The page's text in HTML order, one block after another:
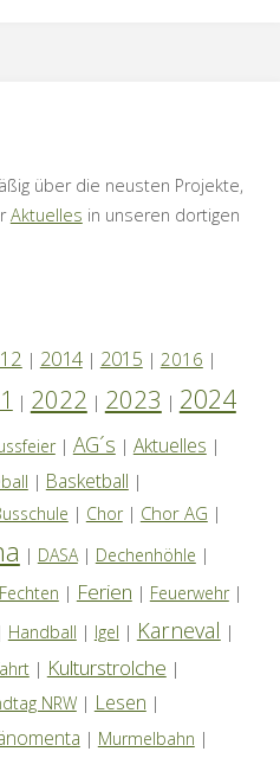
über die neusten Projekte,
Aktuelles in unseren dortigen
| 2014| 2015 | 2016 |
| 2022 | 2023 | 2024
| AG´s | Aktuelles |
| Basketball |
| Chor| Chor AG |
| DASA| Dechenhöhle |
Fechten | Ferien | Feuerwehr|
Handball | Igel | Karneval |
| Kulturstrolche |
NRW| Lesen |
| Murmelbahn |